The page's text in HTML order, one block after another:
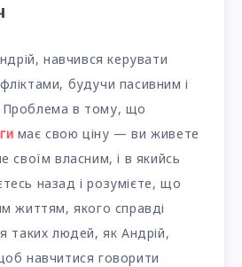
навчився керувати
будучи пасивним і
Проблема в тому, що
має свою ціну — ви живете
своїм власним, і в якийсь
назад і розумієте, що
життям, якого справді
таких людей, як Андрій,
навчитися говорити